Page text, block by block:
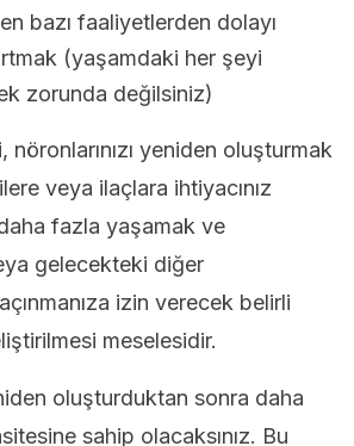
bazı faaliyetlerden dolayı
(yaşamdaki her şeyi
zorunda değilsiniz)
yeniden oluşturmak
veya ilaçlara ihtiyacınız
fazla yaşamak ve
gelecekteki diğer
izin verecek belirli
meselesidir.
oluşturduktan sonra daha
sahip olacaksınız. Bu